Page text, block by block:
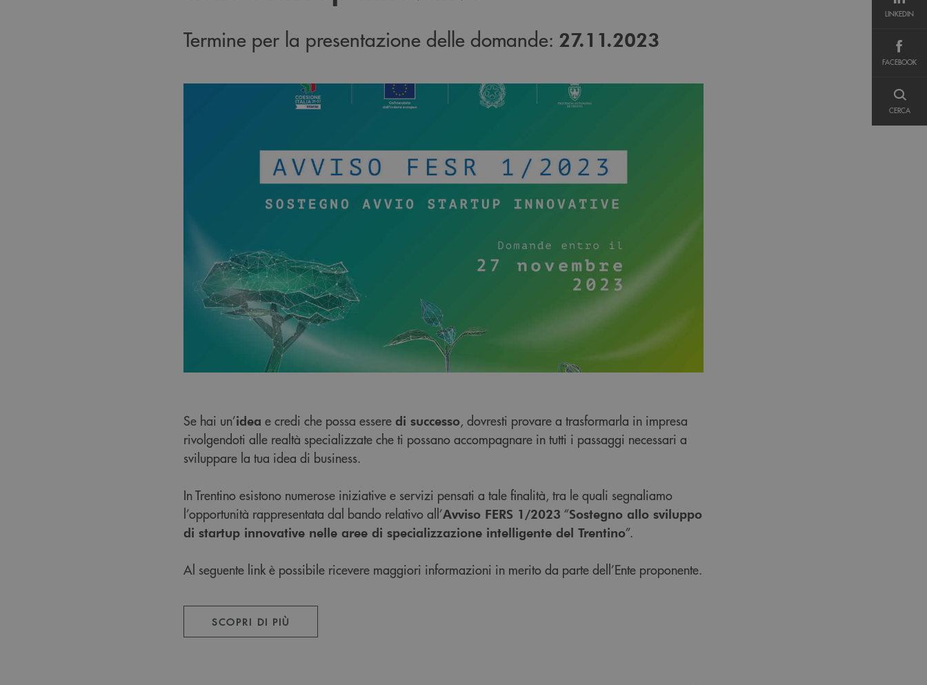
LINKEDIN
FACEBOOK
CERCA
Termine per la presentazione delle domande: 27.11.2023
Se hai un’idea e credi che possa essere di successo, dovresti provare a trasformarla in impresa
rivolgendoti alle realtà specializzate che ti possano accompagnare in tutti i passaggi necessari a
sviluppare la tua idea di business.
In Trentino esistono numerose iniziative e servizi pensati a tale finalità, tra le quali segnaliamo
l’opportunità rappresentata dal bando relativo all’Avviso FERS 1/2023 “Sostegno allo sviluppo
di startup innovative nelle aree di specializzazione intelligente del Trentino”.
Al seguente link è possibile ricevere maggiori informazioni in merito da parte dell’Ente proponente.
SCOPRI DI PIÙ